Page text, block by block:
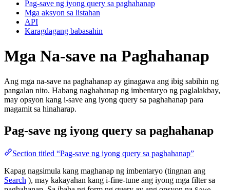
Pag-save ng iyong query sa paghahanap
Mga aksyon sa listahan
API
Karagdagang babasahin
Mga Na-save na Paghahanap
Ang mga na-save na paghahanap ay ginagawa ang ibig sabihin ng
pangalan nito. Habang naghahanap ng imbentaryo ng paglalakbay,
may opsyon kang i-save ang iyong query sa paghahanap para
magamit sa hinaharap.
Pag-save ng iyong query sa paghahanap
Section titled “Pag-save ng iyong query sa paghahanap”
Kapag nagsimula kang maghanap ng imbentaryo (tingnan ang
Search ), may kakayahan kang i-fine-tune ang iyong mga filter sa